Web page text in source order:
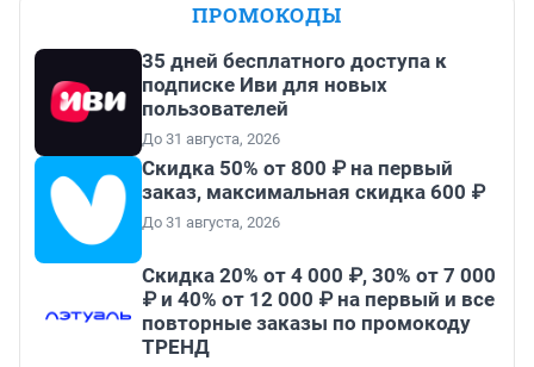
ПРОМОКОДЫ
35 дней бесплатного доступа к
подписке Иви для новых
пользователей
До 31 августа, 2026
Скидка 50% от 800 ₽ на первый
заказ, максимальная скидка 600 ₽
До 31 августа, 2026
Скидка 20% от 4 000 ₽, 30% от 7 000
₽ и 40% от 12 000 ₽ на первый и все
повторные заказы по промокоду
ТРЕНД